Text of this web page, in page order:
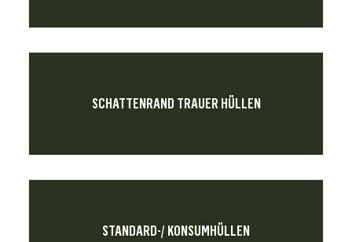
SCHATTENRAND TRAUER HÜLLEN
STANDARD-/ KONSUMHÜLLEN